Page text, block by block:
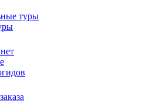
туры